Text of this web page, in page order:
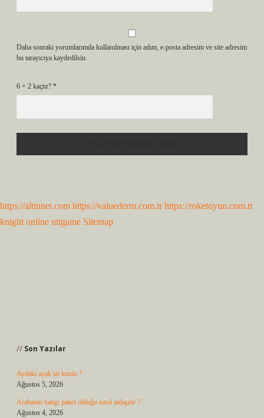
Daha sonraki yorumlarımda kullanılması için adım, e-posta adresim ve site adresim
bu tarayıcıya kaydedilsin.
6 + 2 kaçtır? *
https://altinnet.com https://valuederm.com.tr https://roketoyun.com.tr
knight online nttgame Sitemap
Son Yazılar
Aydaki ayak izi kimin ?
Ağustos 5, 2026
Arabanın hangi paket olduğu nasıl anlaşılır ?
Ağustos 4, 2026